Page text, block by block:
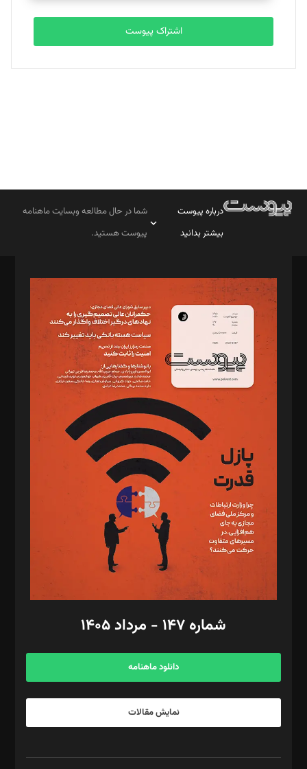
بابک نقاش
تحریریه
اشتراک پیوست
درباره پیوست
بیشتر بدانید
شما در حال مطالعه وبسایت ماهنامه
پیوست هستید.
مدیر مسئول: محمدباقر اثنی‌عشری
سردبیر: مهرک محمودی
دبیر تحریریه: میثم قاسمی
د‌بیر ناداستان: سمانه سمیع
د‌بیر خدمت و تجارت: ابوالفضل رجبی
د‌بیر حقوق فناوری: حسام‌الدین ایپکچی
د‌بیر پیوست جهان: مینا پاکدل
د‌بیر تحریریه آنلاین: بابک نقاش
تحریریه‌: مجتبی محمود‌ی، آرش برهمند، یسنا امان‌پور، سروش کرمیان،
مصطفی مسجدی آرانی، ابوالفضل رجبی، زهرا فکرانه، فائزه فتحی
رستمی،مصطفی باستان
ویرایش: نگار استاد‌‌آقا
طراح یونیفرم: مجید توکلی
فیلمبرداری و عکاسی: امیر شفیعی، مانی لطفی زاده
گرافیک و صفحه‌آرایی: سید‌سبحان‌علی ثابت
مد‌یر توسعه تجاری: کامبیز برید‌
امور مالی: شاپور رهبری، محمد‌ کاظمی‌نیا
آگهی و مشترکین: ۰۹۱۹۹۹۹۰۴۵۴
شماره ۱۴۷ - مرداد ۱۴۰۵
دانلود ماهنامه
نمایش مقالات